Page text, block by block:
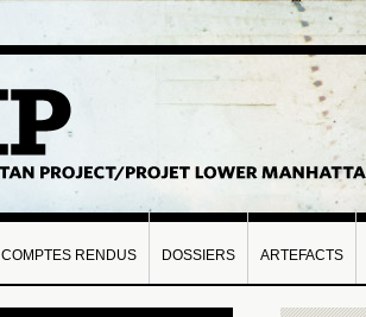
COMPTES RENDUS DOSSIERS ARTEFACTS